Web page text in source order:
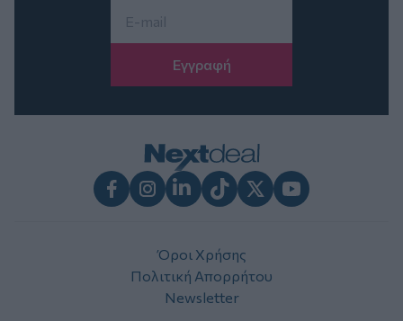
Όροι Χρήσης
Πολιτική Απορρήτου
Newsletter